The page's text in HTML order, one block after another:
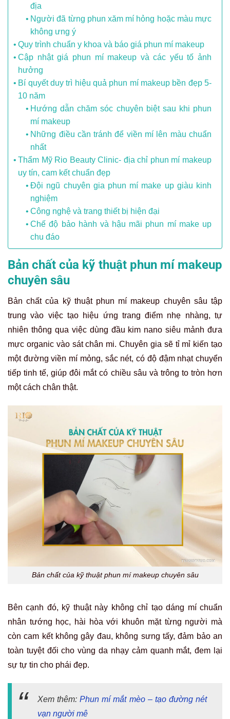
địa
Người đã từng phun xăm mí hỏng hoặc màu mực
không ưng ý
Quy trình chuẩn y khoa và báo giá phun mí makeup
Cập nhật giá phun mí makeup và các yếu tố ảnh
hưởng
Bí quyết duy trì hiệu quả phun mí makeup bền đẹp 5-
10 năm
Hướng dẫn chăm sóc chuyên biệt sau khi phun
mí makeup
Những điều cần tránh để viền mí lên màu chuẩn
nhất
Thẩm Mỹ Rio Beauty Clinic- địa chỉ phun mí makeup
uy tín, cam kết chuẩn đẹp
Đội ngũ chuyên gia phun mí make up giàu kinh
nghiệm
Công nghệ và trang thiết bị hiện đại
Chế độ bảo hành và hậu mãi phun mí make up
chu đáo
Bản chất của kỹ thuật phun mí makeup
chuyên sâu
Bản chất của kỹ thuật phun mí makeup chuyên sâu tập
trung vào việc tạo hiệu ứng trang điểm nhẹ nhàng, tự
nhiên thông qua việc dùng đầu kim nano siêu mảnh đưa
mực organic vào sát chân mi. Chuyên gia sẽ tỉ mỉ kiến tạo
một đường viền mí mỏng, sắc nét, có độ đậm nhạt chuyển
tiếp tinh tế, giúp đôi mắt có chiều sâu và trông to tròn hơn
một cách chân thật.
Bản chất của kỹ thuật phun mí makeup chuyên sâu
Bên cạnh đó, kỹ thuật này không chỉ tạo dáng mí chuẩn
nhân tướng học, hài hòa với khuôn mặt từng người mà
còn cam kết không gây đau, không sưng tấy, đảm bảo an
toàn tuyệt đối cho vùng da nhạy cảm quanh mắt, đem lại
sự tự tin cho phái đẹp.
Xem thêm:Phun mí mắt mèo – tạo đường nét
vạn người mê